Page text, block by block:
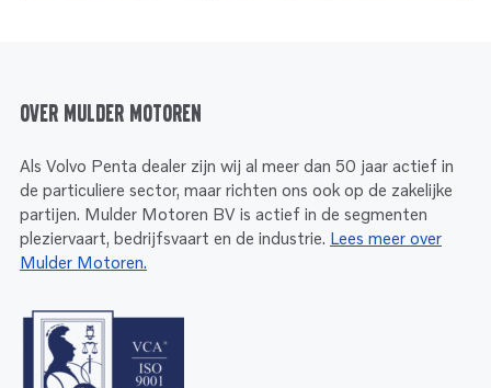
Over Mulder Motoren
Als Volvo Penta dealer zijn wij al meer dan 50 jaar actief in
de particuliere sector, maar richten ons ook op de zakelijke
partijen. Mulder Motoren BV is actief in de segmenten
pleziervaart, bedrijfsvaart en de industrie. Lees meer over
Mulder Motoren.